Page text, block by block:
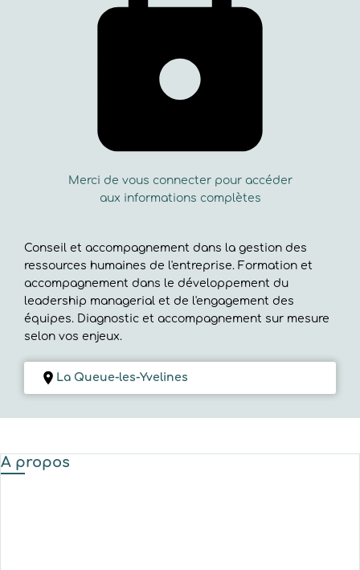
Merci de vous connecter pour accéder
aux informations complètes
Conseil et accompagnement dans la gestion des
ressources humaines de l'entreprise. Formation et
accompagnement dans le développement du
leadership managerial et de l'engagement des
équipes. Diagnostic et accompagnement sur mesure
selon vos enjeux.
La Queue-les-Yvelines
A propos